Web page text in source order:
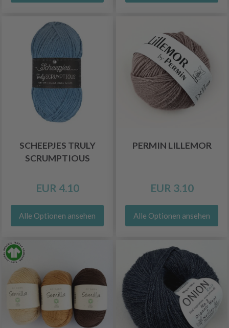
SCHEEPJES TRULY
SCRUMPTIOUS
EUR 4.10
Alle Optionen ansehen
PERMIN LILLEMOR
EUR 3.10
Alle Optionen ansehen